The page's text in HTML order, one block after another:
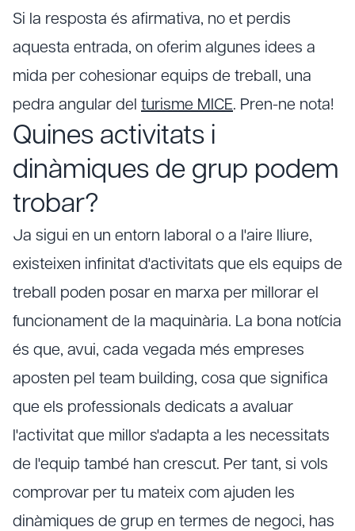
Si la resposta és afirmativa, no et perdis
aquesta entrada, on oferim algunes idees a
mida per cohesionar equips de treball, una
pedra angular del turisme MICE. Pren-ne nota!
Quines activitats i
dinàmiques de grup podem
trobar?
Ja sigui en un entorn laboral o a l'aire lliure,
existeixen infinitat d'activitats que els equips de
treball poden posar en marxa per millorar el
funcionament de la maquinària. La bona notícia
és que, avui, cada vegada més empreses
aposten pel team building, cosa que significa
que els professionals dedicats a avaluar
l'activitat que millor s'adapta a les necessitats
de l'equip també han crescut. Per tant, si vols
comprovar per tu mateix com ajuden les
dinàmiques de grup en termes de negoci, has